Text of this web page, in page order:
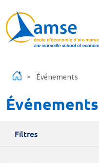
Événements
Événements
Filtres